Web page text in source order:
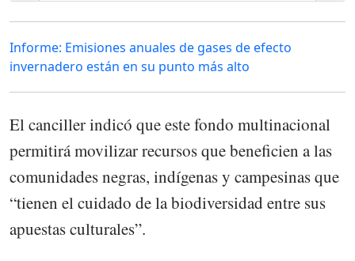
Informe: Emisiones anuales de gases de efecto
invernadero están en su punto más alto
El canciller indicó que este fondo multinacional
permitirá movilizar recursos que beneficien a las
comunidades negras, indígenas y campesinas que
“tienen el cuidado de la biodiversidad entre sus
apuestas culturales”.